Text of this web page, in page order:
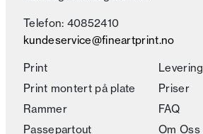
Telefon: 40852410
kundeservice@fineartprint.no
Print
Print montert på plate
Rammer
Passepartout
Levering
Priser
FAQ
Om Oss